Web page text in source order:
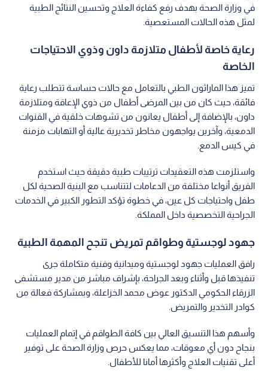
في وزارة الصحة بهدف رفع كفاءة العلاج وتحسين النتائج الطبية
لمثل هذه الحالات المستعصية.
رعاية خاصة لأطفال متلازمة داون وذوي الاحتياجات
الخاصة
تميز هذا الماراثون الطبي بالتعامل مع حالات حساسة تتطلب رعاية
فائقة، حيث كان من بين المرضى أطفال من ذوي الإعاقة ومتلازمة
داون، بالإضافة إلى أطفال يعانون من تشوهات خلقية في القنوات
الدمعية، وآخرين يواجهون مخاطر تخديرية عالية أو التهابات مزمنة
في كيس الدمع.
واستلزمت هذه التعقيدات ترتيبات طبية دقيقة حيث استخدم
الفريق أنواعا مختلفة من الدعامات لتتناسب مع البنية الصحية لكل
طفل واحتياجات كل عين، في خطوة تؤكد التطور الكبير في الخدمات
الجراحية التخصصية داخل المملكة.
جهود لوجستية وطواقم تمريض تنجح المهمة الطبية
رافق العمليات جهود لوجستية وميدانية وفنية متكاملة جرى
تنفيذها قبل وأثناء وبعد الجراحة، بإشراف مباشر من مدير مستشفى
الزرقاء الحكومي الدكتور عوض محمد الخزاعلة، وبمشاركة فعالة من
كوادر التخدير والتمريض.
وأسهم هذا التنسيق العالي بين كافة الطواقم في إتمام العمليات
بنجاح دون أي معوقات، مما يعكس حرص وزارة الصحة على توفير
أعلى تقنيات العلاج وأكثرها أمانا للأطفال.